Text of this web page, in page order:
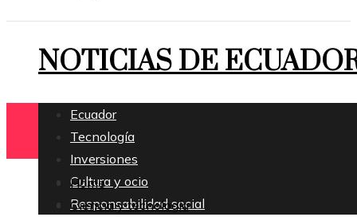
NOTICIAS DE
Ecuador
Tecnología
Inversiones
Cultura y ocio
Responsabilidad social
Home
Ciencia y tecnología